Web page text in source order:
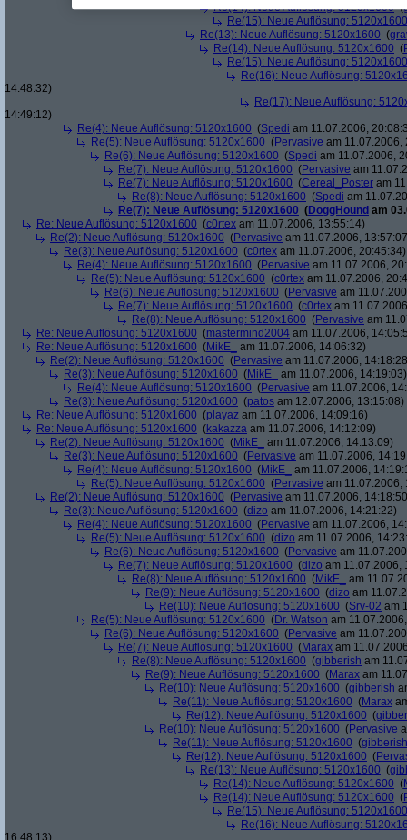
Re(14): Neue Auflösung: 5120x1600(
Re(15): Neue Auflösung: 5120x1600
Re(13): Neue Auflösung: 5120x1600 (
Re(14): Neue Auflösung: 5120x1600 (
Re(15): Neue Auflösung: 5120x1600
Re(16): Neue Auflösung:
14:48:32)
Re(17): Neue Auflösung:
14:49:12)
Re(4): Neue Auflösung: 5120x1600 (Spedi am 11.07.2006,
Re(5): Neue Auflösung: 5120x1600 (Pervasive am 11.07.2006,
Re(6): Neue Auflösung: 5120x1600 (Spedi am 11.07.2006,
Re(7): Neue Auflösung: 5120x1600 (Pervasive am
Re(7): Neue Auflösung: 5120x1600 (Cereal_Poster am
Re(8): Neue Auflösung: 5120x1600 (Spedi am
Re(7): Neue Auflösung: 5120x1600 (DoggHound am
Re: Neue Auflösung: 5120x1600 (c0rtex am 11.07.2006, 13:55:14)
Re(2): Neue Auflösung: 5120x1600 (Pervasive am 11.07.2006,
Re(3): Neue Auflösung: 5120x1600 (c0rtex am 11.07.2006, 20:45:34)
Re(4): Neue Auflösung: 5120x1600 (Pervasive am 11.07.2006,
Re(5): Neue Auflösung: 5120x1600 (c0rtex am 11.07.2006,
Re(6): Neue Auflösung: 5120x1600 (Pervasive am
Re(7): Neue Auflösung: 5120x1600 (c0rtex am
Re(8): Neue Auflösung: 5120x1600 (Pervasive am
Re: Neue Auflösung: 5120x1600 (mastermind2004 am 11.07.2006,
Re: Neue Auflösung: 5120x1600 (MikE_
am 11.07.2006, 14:06:32)
Re(2): Neue Auflösung: 5120x1600 (Pervasive am 11.07.2006,
Re(3): Neue Auflösung: 5120x1600 (MikE_
am 11.07.2006, 14:19:03)
Re(4): Neue Auflösung: 5120x1600 (Pervasive am 11.07.2006,
Re(3): Neue Auflösung: 5120x1600 (patos am 12.07.2006, 13:15:08)
Re: Neue Auflösung: 5120x1600 (playaz am 11.07.2006, 14:09:16)
Re: Neue Auflösung: 5120x1600 (kakazza am 11.07.2006, 14:12:09)
Re(2): Neue Auflösung: 5120x1600 (MikE_
am 11.07.2006, 14:13:09)
Re(3): Neue Auflösung: 5120x1600 (Pervasive am 11.07.2006,
Re(4): Neue Auflösung: 5120x1600 (MikE_
am 11.07.2006,
Re(5): Neue Auflösung: 5120x1600 (Pervasive am 11.07.2006,
Re(2): Neue Auflösung: 5120x1600 (Pervasive am 11.07.2006,
Re(3): Neue Auflösung: 5120x1600 (dizo am 11.07.2006, 14:21:22)
Re(4): Neue Auflösung: 5120x1600 (Pervasive am 11.07.2006,
Re(5): Neue Auflösung: 5120x1600 (dizo am 11.07.2006,
Re(6): Neue Auflösung: 5120x1600 (Pervasive am
Re(7): Neue Auflösung: 5120x1600 (dizo am 11.07.2006,
Re(8): Neue Auflösung: 5120x1600 (MikE_
am
Re(9): Neue Auflösung: 5120x1600 (dizo am
Re(10): Neue Auflösung: 5120x1600 (Srv-02 am
Re(5): Neue Auflösung: 5120x1600 (Dr. Watson am
Re(6): Neue Auflösung: 5120x1600 (Pervasive am
Re(7): Neue Auflösung: 5120x1600 (Marax am
Re(8): Neue Auflösung: 5120x1600 (gibberish am
Re(9): Neue Auflösung: 5120x1600 (Marax am
Re(10): Neue Auflösung: 5120x1600 (gibberish
Re(11): Neue Auflösung: 5120x1600 (Marax
Re(12): Neue Auflösung: 5120x1600 (
Re(10): Neue Auflösung: 5120x1600 (Pervasive
Re(11): Neue Auflösung: 5120x1600 (gibberish
Re(12): Neue Auflösung: 5120x1600 (
Re(13): Neue Auflösung: 5120x1600 (
Re(14): Neue Auflösung: 5120x1600 (
Re(14): Neue Auflösung: 5120x1600 (
Re(15): Neue Auflösung: 5120x1600
Re(16): Neue Auflösung:
16:48:13)